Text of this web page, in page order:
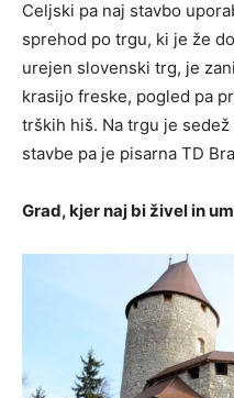
Celjski pa naj stavbo
sprehod po trgu, ki je že
urejen slovenski trg, je
krasijo freske, pogled pa
trških hiš. Na trgu je
stavbe pa je pisarna TD
Grad, kjer naj bi živel in